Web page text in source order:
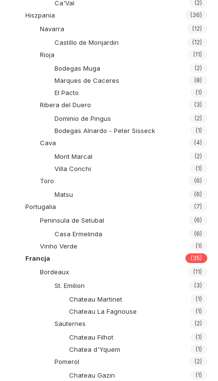
Ca'Val (2)
Hiszpania (36)
Navarra (12)
Castillo de Monjardin (12)
Rioja (11)
Bodegas Muga (2)
Marques de Caceres (8)
El Pacto (1)
Ribera del Duero (3)
Dominio de Pingus (2)
Bodegas Alnardo - Peter Sisseck (1)
Cava (4)
Mont Marcal (2)
Villa Conchi (1)
Toro (6)
Matsu (6)
Portugalia (7)
Peninsula de Setubal (6)
Casa Ermelinda (6)
Vinho Verde (1)
Francja (35)
Bordeaux (11)
St. Emilion (3)
Chateau Martinet (1)
Chateau La Fagnouse (1)
Sauternes (2)
Chateau Filhot (1)
Chatea d'Yquem (1)
Pomerol (2)
Chateau Gazin (1)